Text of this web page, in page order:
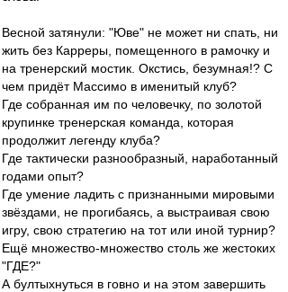
Весной затянули: "Юве" не может ни спать, ни
жить без Карреры, помещенного в рамочку и
на тренерский мостик. Окстись, безумная!? С
чем придёт Массимо в именитый клуб?
Где собранная им по человечку, по золотой
крупинке тренерская команда, которая
продолжит легенду клуба?
Где тактически разнообразный, наработанный
годами опыт?
Где умение ладить с признанными мировыми
звёздами, не прогибаясь, а выстраивая свою
игру, свою стратегию на тот или иной турнир?
Ещё множество-множество столь же жестоких
"ГДЕ?"
А бултыхнуться в говно и на этом завершить